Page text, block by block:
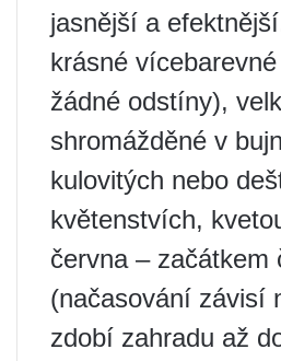
jasnější a
krásné
žádné odstíny),
shromážděné v
kulovitých nebo
květenstvích,
června – začátkem
(načasování závisí
zdobí zahradu až